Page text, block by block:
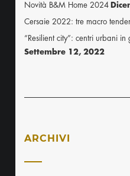
Novità B&M Home 2024
Cersaie 2022: tre macro
“Resilient city”: centri urbani
Settembre 12, 2022
ARCHIVI